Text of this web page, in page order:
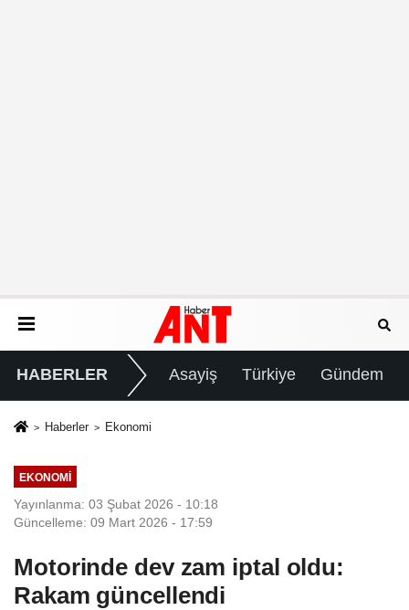
HABERLER Asayiş Türkiye Gündem
Haberler Ekonomi
EKONOMI
Yayınlanma: 03 Şubat 2026 - 10:18
Güncelleme: 09 Mart 2026 - 17:59
Motorinde dev zam iptal oldu:
Rakam güncellendi